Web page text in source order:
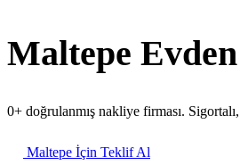
Maltepe
0+ doğrulanmış nakliye firması.
Maltepe İçin Teklif Al